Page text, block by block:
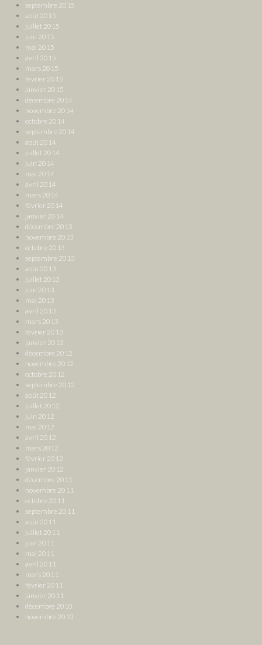
septembre 2015
août 2015
juillet 2015
juin 2015
mai 2015
avril 2015
mars 2015
février 2015
janvier 2015
décembre 2014
novembre 2014
octobre 2014
septembre 2014
août 2014
juillet 2014
juin 2014
mai 2014
avril 2014
mars 2014
février 2014
janvier 2014
décembre 2013
novembre 2013
octobre 2013
septembre 2013
août 2013
juillet 2013
juin 2013
mai 2013
avril 2013
mars 2013
février 2013
janvier 2013
décembre 2012
novembre 2012
octobre 2012
septembre 2012
août 2012
juillet 2012
juin 2012
mai 2012
avril 2012
mars 2012
février 2012
janvier 2012
décembre 2011
novembre 2011
octobre 2011
septembre 2011
août 2011
juillet 2011
juin 2011
mai 2011
avril 2011
mars 2011
février 2011
janvier 2011
décembre 2010
novembre 2010